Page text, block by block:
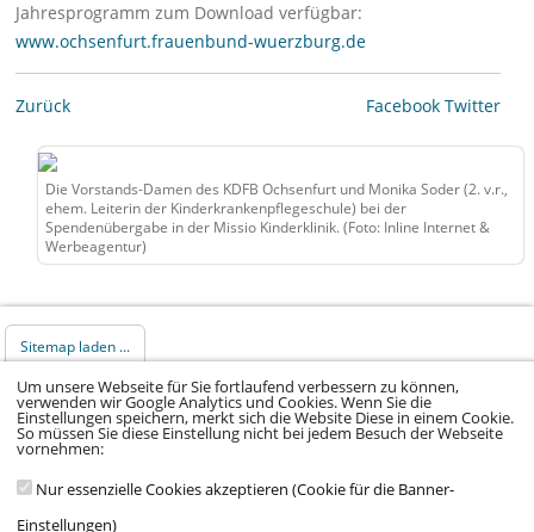
Jahresprogramm zum Download verfügbar:
www.ochsenfurt.frauenbund-wuerzburg.de
Zurück Facebook Twitter
Die Vorstands-Damen des KDFB Ochsenfurt und Monika Soder (2. v.r.,
ehem. Leiterin der Kinderkrankenpflegeschule) bei der
Spendenübergabe in der Missio Kinderklinik. (Foto: Inline Internet &
Werbeagentur)
Sitemap laden ...
© 2026 Klinikum Würzburg Mitte gGmbH •
Impressum• Datenschutz•Datenschutz Social
Um unsere Webseite für Sie fortlaufend verbessern zu können,
verwenden wir Google Analytics und Cookies. Wenn Sie die
Einstellungen speichern, merkt sich die Website Diese in einem Cookie.
So müssen Sie diese Einstellung nicht bei jedem Besuch der Webseite
vornehmen:
Nur essenzielle Cookies akzeptieren (Cookie für die Banner-
Einstellungen)